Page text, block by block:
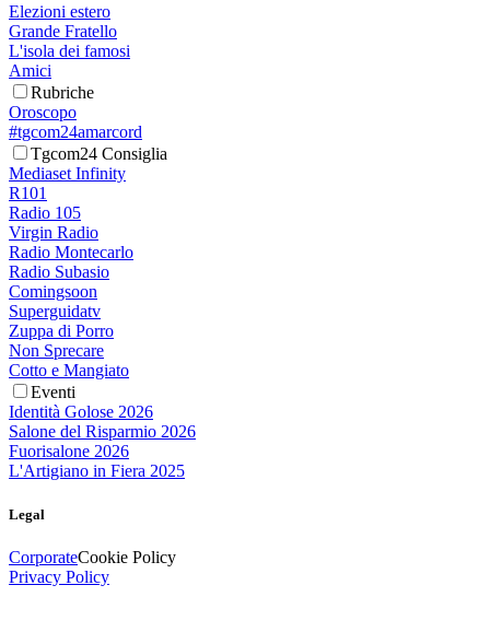
Elezioni estero
Grande Fratello
L'isola dei famosi
Amici
Rubriche
Oroscopo
#tgcom24amarcord
Tgcom24 Consiglia
Mediaset Infinity
R101
Radio 105
Virgin Radio
Radio Montecarlo
Radio Subasio
Comingsoon
Superguidatv
Zuppa di Porro
Non Sprecare
Cotto e Mangiato
Eventi
Identità Golose 2026
Salone del Risparmio 2026
Fuorisalone 2026
L'Artigiano in Fiera 2025
Legal
CorporateCookie Policy
Privacy Policy